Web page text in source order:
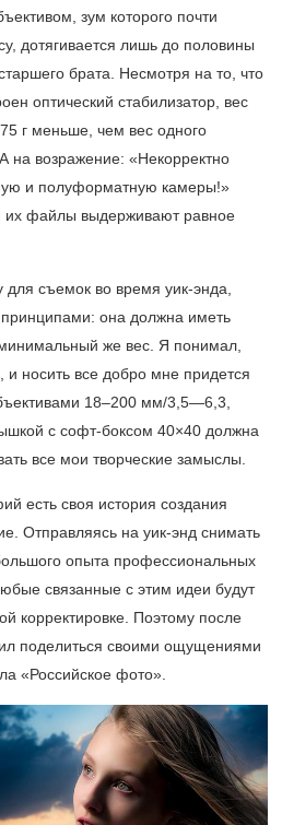
зум которого почти
дотягивается лишь до половины
брата. Несмотря на то, что
оптический стабилизатор, вес
г меньше, чем вес одного
А на возражение: «Некорректно
и полуформатную камеры!»
их файлы выдерживают равное
съемок во время уик-энда,
принципами: она должна иметь
же вес. Я понимал,
и носить все добро мне придется
18–200 мм/3,5—6,3,
с софт-боксом 40×40 должна
все мои творческие замыслы.
есть своя история создания
Отправляясь на уик-энд снимать
опыта профессиональных
связанные с этим идеи будут
корректировке. Поэтому после
поделиться своими ощущениями
«Российское фото».